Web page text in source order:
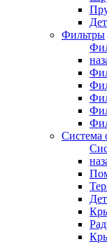
Фильтры
Система